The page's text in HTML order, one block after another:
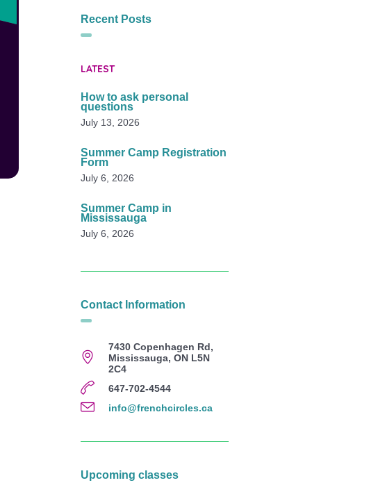
Recent Posts
LATEST
How to ask personal
questions
July 13, 2026
Summer Camp Registration
Form
July 6, 2026
Summer Camp in
Mississauga
July 6, 2026
Contact Information
7430 Copenhagen Rd,
Mississauga, ON L5N
2C4
647-702-4544
info@frenchcircles.ca
Upcoming classes